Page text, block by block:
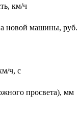
км/ч
новой машины, руб.
ч, с
просвета), мм